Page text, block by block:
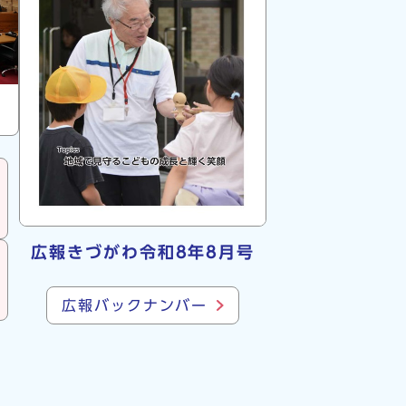
広報きづがわ令和8年8月号
広報バックナンバー